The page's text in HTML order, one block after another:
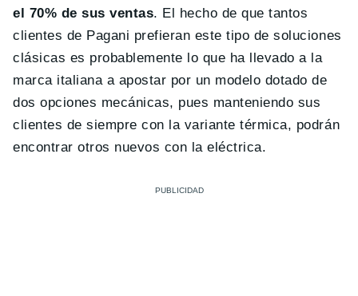
el 70% de sus ventas. El hecho de que tantos
clientes de Pagani prefieran este tipo de soluciones
clásicas es probablemente lo que ha llevado a la
marca italiana a apostar por un modelo dotado de
dos opciones mecánicas, pues manteniendo sus
clientes de siempre con la variante térmica, podrán
encontrar otros nuevos con la eléctrica.